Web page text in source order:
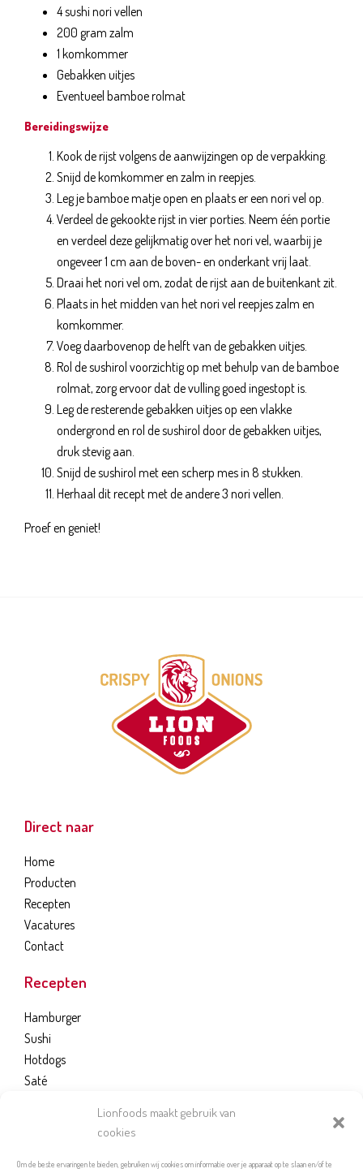
Lionfoods maakt gebruik van
cookies
Om de beste ervaringen te bieden, gebruiken wij cookies om informatie over je apparaat op te slaan en/of te
4 sushi nori vellen
200 gram zalm
1 komkommer
Gebakken uitjes
Eventueel bamboe rolmat
Bereidingswijze
Kook de rijst volgens de aanwijzingen op de verpakking.
Snijd de komkommer en zalm in reepjes.
Leg je bamboe matje open en plaats er een nori vel op.
Verdeel de gekookte rijst in vier porties. Neem één portie
en verdeel deze gelijkmatig over het nori vel, waarbij je
ongeveer 1 cm aan de boven- en onderkant vrij laat.
Draai het nori vel om, zodat de rijst aan de buitenkant zit.
Plaats in het midden van het nori vel reepjes zalm en
komkommer.
Voeg daarbovenop de helft van de gebakken uitjes.
Rol de sushirol voorzichtig op met behulp van de bamboe
rolmat, zorg ervoor dat de vulling goed ingestopt is.
Leg de resterende gebakken uitjes op een vlakke
ondergrond en rol de sushirol door de gebakken uitjes,
druk stevig aan.
Snijd de sushirol met een scherp mes in 8 stukken.
Herhaal dit recept met de andere 3 nori vellen.
Proef en geniet!
Direct naar
Home
Producten
Recepten
Vacatures
Contact
Recepten
Hamburger
Sushi
Hotdogs
Saté
LION FOODS B.V.